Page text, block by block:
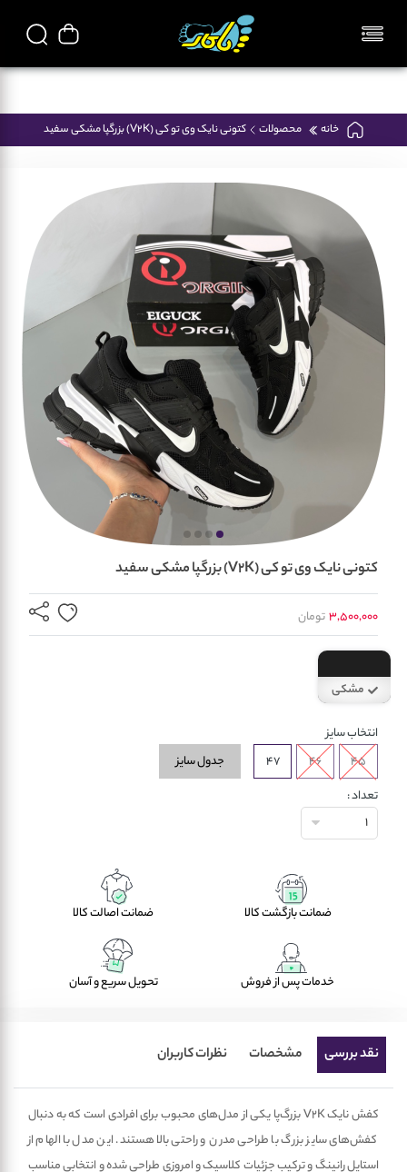
تمامی محصولات فروشگاه پاکار ایرانی میباشد
خانه محصولات کتونی نایک وی تو کی (V2K) بزرگپا مشکی سفید
کتونی نایک وی تو کی (V2K) بزرگپا مشکی سفید
3,500,000تومان
مشکی
انتخاب سایز
45
46
47 جدول سایز
تعداد :
1
ضمانت بازگشت کالا ضمانت اصالت کالا
خدمات پس از فروش تحویل سریع و آسان
نقد بررسی مشخصات نظرات کاربران
کفش نایک V2K بزرگ‌پا یکی از مدل‌های محبوب برای افرادی است که به دنبال
کفش‌های سایز بزرگ با طراحی مدرن و راحتی بالا هستند. این مدل با الهام از
استایل رانینگ و ترکیب جزئیات کلاسیک و امروزی طراحی شده و انتخابی مناسب